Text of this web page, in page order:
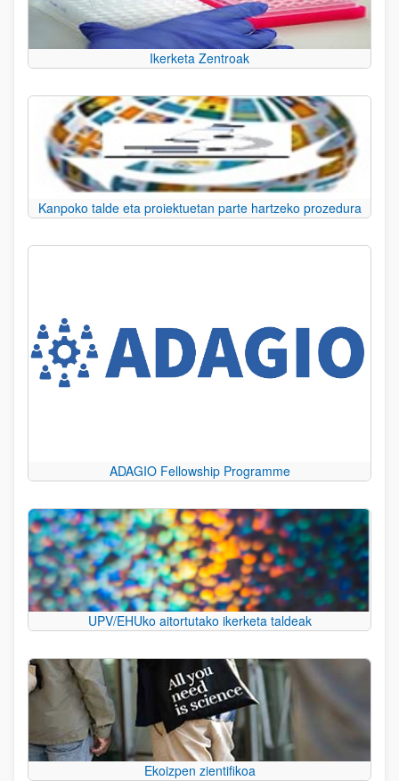
Ikerketa Zentroak
Kanpoko talde eta proiektuetan parte hartzeko prozedura
ADAGIO Fellowship Programme
UPV/EHUko aitortutako ikerketa taldeak
Ekoizpen zientifikoa